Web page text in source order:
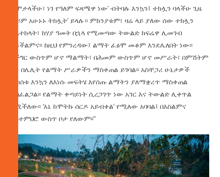
ትሞታላችሁ፣ ነገ የዓለም ፍጻሜዋ ነው’ ብትባሉ እንኳን፤ ተክሏን ባላችሁ ጊዜ
ወይም አሁኑኑ ትከሏት’ ይላሉ። ምክንያቱም፣ ዛሬ ላይ ያለው ሰው ተክሏን
ካልተከላት፣ ከሃያ ዓመት በኋላ የሚመጣው ትውልድ ከፍሬዋ ሊመገብ
አይችልምና፡፡ ከዚህ የምንረዳው፤ ልማት ፈፅሞ መቆም እንደሌለበት ነው፡፡
በችግር ውስጥም ሆኖ ማልማት፣ በሕመም ውስጥም ሆኖ መሥራት፣ በምሽትም
ሆነ በሌሊት የልማት ሥራዎችን ማስቀጠል ይገባል፡፡ አስቸጋሪ ሁኔታዎች
ቢከሰቱ እንኳን ለእነሱ መፍትሄ እየሰጡ ልማትን ያለማቋረጥ ማስቀጠል
ያስፈልጋል፡፡ የልማት ቀጣይነት ሲረጋገጥ ነው አገር እና ትውልድ ሊቀጥል
የሚችለው፡፡ ‘እኔ ከሞትኩ ሰርዶ አይብቀል’ የሚለው አባባል፤ በእስልምና
አስተምህሮ ውስጥ ቦታ የለውም፡፡”